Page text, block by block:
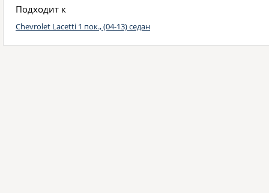
Подходит к
Chevrolet Lacetti 1 пок., (04-13) седан